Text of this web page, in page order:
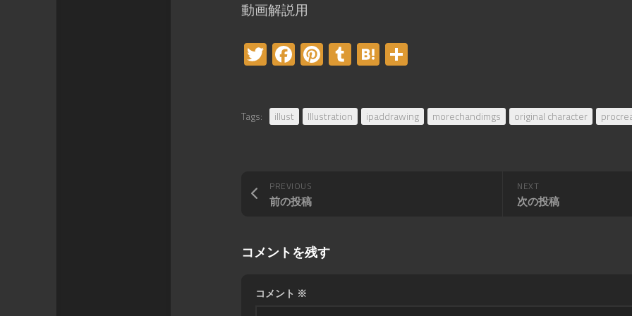
動画解説用
Twitter
Facebook
Pinterest
TumblrHatena
Tags: illust Illustration ipaddrawing morechandimgs original character
NEXT
次の投稿
PREVIOUS
前の投稿
コメントを残す
コメント ※